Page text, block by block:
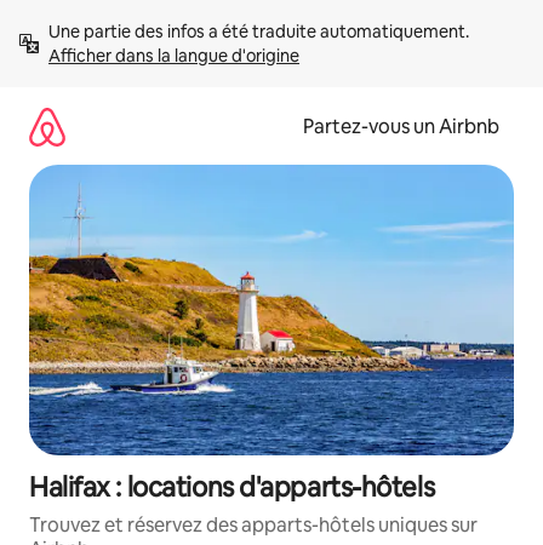
directement
Afficher dans la langue d'origine
Partez-vous un Airbnb
Halifax : locations d'apparts-hôtels
Trouvez et réservez des apparts-hôtels uniques sur